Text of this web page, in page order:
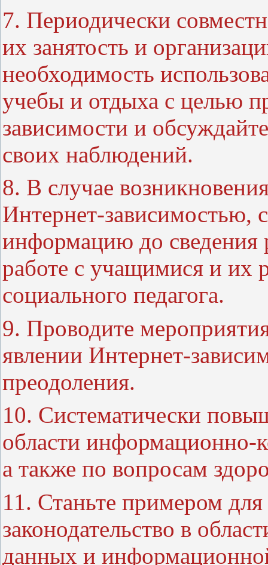
7. Периодически
их занятость и
необходимость
учебы и отдыха с целью
зависимости и
своих наблюдений.
8. В случае
Интернет-зависимостью,
информацию до сведения
работе с учащимися и их
социального педагога.
9. Проводите
явлении Интернет-
преодоления.
10. Систематически
области информационно-
а также по вопросам
11. Станьте примером
законодательство в
данных и